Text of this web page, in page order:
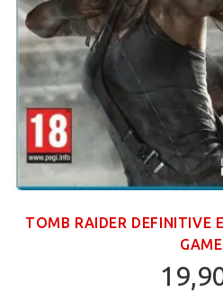
TOMB RAIDER
GAME